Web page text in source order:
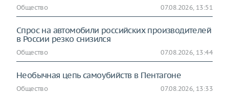
Общество 07.08.2026, 13:51
Спрос на автомобили российских производителей
в России резко снизился
Общество 07.08.2026, 13:44
Необычная цепь самоубийств в Пентагоне
Общество 07.08.2026, 13:33